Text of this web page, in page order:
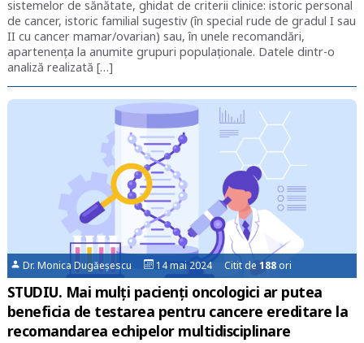
sistemelor de sănătate, ghidat de criterii clinice: istoric personal
de cancer, istoric familial sugestiv (în special rude de gradul I sau
II cu cancer mamar/ovarian) sau, în unele recomandări,
apartenența la anumite grupuri populaționale. Datele dintr-o
analiză realizată […]
Dr. Monica Dugăeșescu 14 mai 2024 Citit de188ori
STUDIU. Mai mulți pacienți oncologici ar putea
beneficia de testarea pentru cancere ereditare la
recomandarea echipelor multidisciplinare